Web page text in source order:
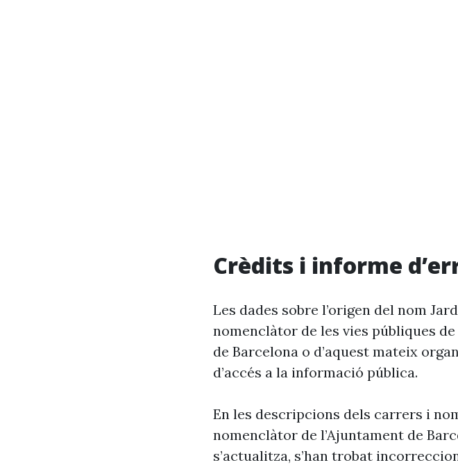
Crèdits i informe
Les dades sobre l’origen del nom
nomenclàtor de les vies públiques
de Barcelona o d’aquest mateix
d’accés a la informació pública.
En les descripcions dels carrers i
nomenclàtor de l’Ajuntament de
s’actualitza, s’han trobat